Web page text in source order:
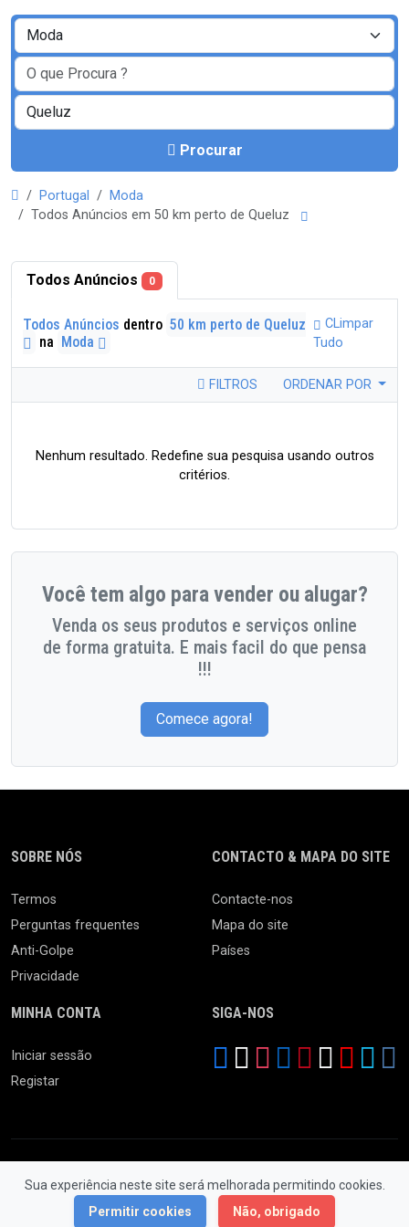
Procurar
Portugal
Moda
Todos Anúncios em 50 km perto de Queluz
Todos Anúncios 0
Todos Anúncios dentro 50 km perto de Queluz
na Moda
CLimpar
Tudo
FILTROS ORDENAR POR
Nenhum resultado. Redefine sua pesquisa usando outros
critérios.
Você tem algo para vender ou alugar?
Venda os seus produtos e serviços online
de forma gratuita. E mais facil do que pensa
!!!
Comece agora!
Sua experiência neste site será melhorada permitindo cookies.
Permitir cookies
Não, obrigado
SOBRE NÓS
Termos
Perguntas frequentes
Anti-Golpe
Privacidade
CONTACTO & MAPA DO SITE
Contacte-nos
Mapa do site
Países
MINHA CONTA
Iniciar sessão
Registar
SIGA-NOS
© 2026 Feira da Ladra. Todos os Direitos Reservados.